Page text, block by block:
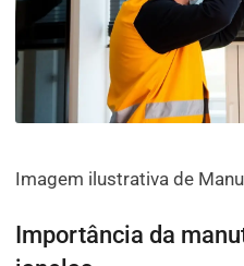
Imagem ilustrativa de
Importância da